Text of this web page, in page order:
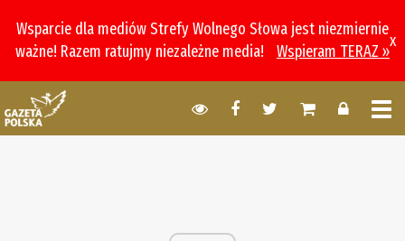
Wsparcie dla mediów Strefy Wolnego Słowa jest niezmiernie
ważne! Razem ratujmy niezależne media!
Wspieram TERAZ »
x